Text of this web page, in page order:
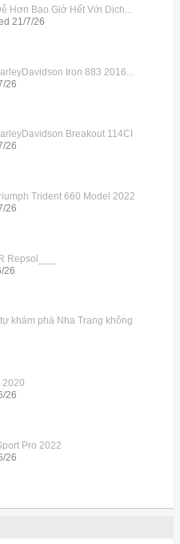
Hơn Bao Giờ Hết Với Dịch...
21/7/26
Iron 883 2016...
26
Breakout 114CI
26
Trident 660 Model 2022
26
Repsol___
26
khám phá Nha Trang không
2020
26
Pro 2022
26